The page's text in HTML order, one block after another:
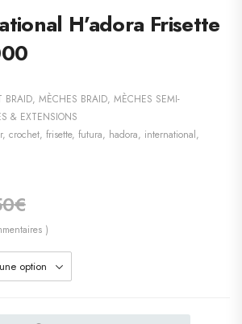
H’adora Frisette
BRAID, MÈCHES BRAID, MÈCHES SEMI-
& EXTENSIONS
, crochet, frisette, futura, hadora, international,
€
)